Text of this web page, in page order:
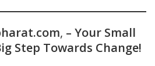
, – Your Small
Step Towards Change!